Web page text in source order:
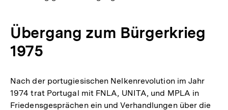
Übergang zum Bürgerkrieg
1975
Nach der portugiesischen Nelkenrevolution im Jahr
1974 trat Portugal mit FNLA, UNITA, und MPLA in
Friedensgesprächen ein und Verhandlungen über die